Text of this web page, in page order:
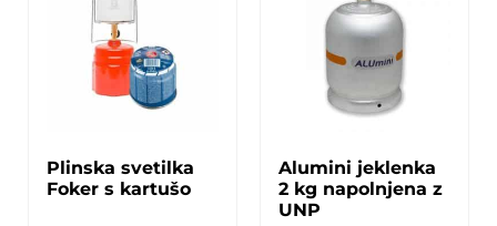
Plinska svetilka
Foker s kartušo
Alumini jeklenka
2 kg napolnjena z
UNP